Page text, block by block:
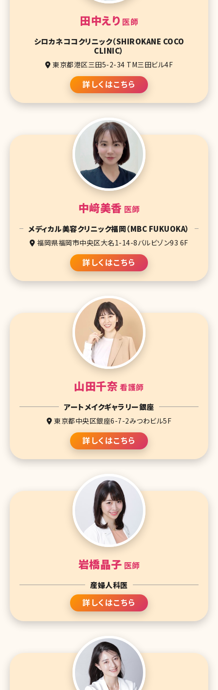
田中えり 医師
シロカネココクリニック（SHIROKANE COCO
CLINIC）
東京都港区三田5-2-34 TM三田ビル4F
詳しくはこちら
中﨑美香 医師
メディカル美容クリニック福岡（MBC FUKUOKA）
福岡県福岡市中央区大名1-14-8バルビゾン93 6F
詳しくはこちら
山田千奈 看護師
アートメイクギャラリー銀座
東京都中央区銀座6-7-2みつわビル5F
詳しくはこちら
岩橋晶子 医師
産婦人科医
詳しくはこちら